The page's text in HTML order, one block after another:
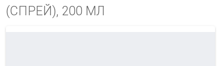
(СПРЕЙ), 200 МЛ